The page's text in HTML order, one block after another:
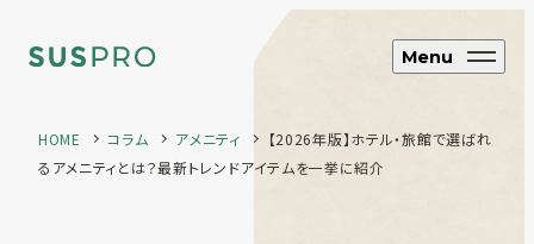
Menu
HOME コラム アメニティ
【2026年版】ホテル・旅館で選ばれ
るアメニティとは？最新トレンドアイテムを一挙に紹介